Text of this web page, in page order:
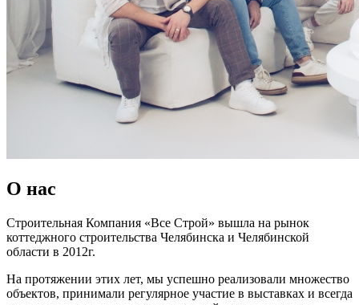
О нас
Строительная Компания «Все Строй» вышла на рынок
коттеджного строительства Челябинска и Челябинской
области в 2012г.
На протяжении этих лет, мы успешно реализовали множество
объектов, принимали регулярное участие в выставках и всегда